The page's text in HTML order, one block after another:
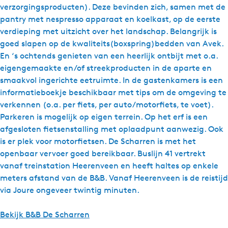
verzorgingsproducten). Deze bevinden zich, samen met de
pantry met nespresso apparaat en koelkast, op de eerste
verdieping met uitzicht over het landschap. Belangrijk is
goed slapen op de kwaliteits(boxspring)bedden van Avek.
En ‘s ochtends genieten van een heerlijk ontbijt met o.a.
eigengemaakte en/of streekproducten in de aparte en
smaakvol ingerichte eetruimte. In de gastenkamers is een
informatieboekje beschikbaar met tips om de omgeving te
verkennen (o.a. per fiets, per auto/motorfiets, te voet).
Parkeren is mogelijk op eigen terrein. Op het erf is een
afgesloten fietsenstalling met oplaadpunt aanwezig. Ook
is er plek voor motorfietsen. De Scharren is met het
openbaar vervoer goed bereikbaar. Buslijn 41 vertrekt
vanaf treinstation Heerenveen en heeft haltes op enkele
meters afstand van de B&B. Vanaf Heerenveen is de reistijd
via Joure ongeveer twintig minuten.
Bekijk B&B De Scharren